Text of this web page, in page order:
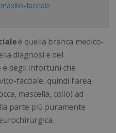
facciale
è quella branca medico-
diagnosi e del
degli infortuni che
facciale, quindi l’area
mascella, collo) ad
parte più puramente